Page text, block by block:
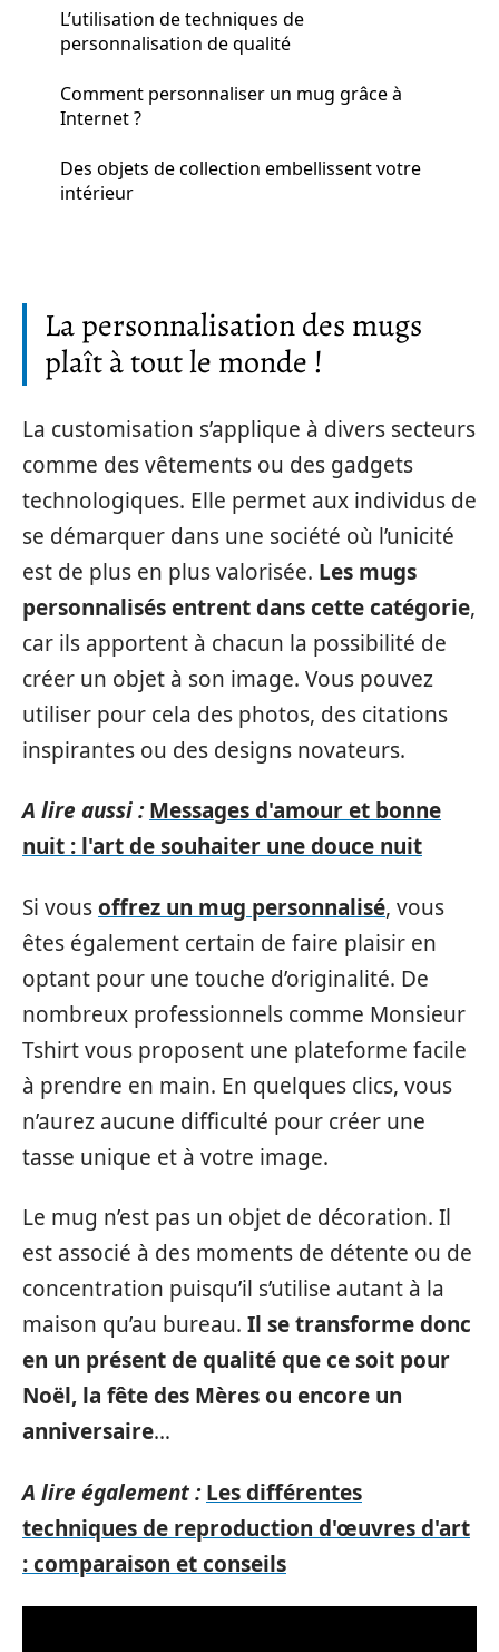
L’utilisation de techniques de
personnalisation de qualité
Comment personnaliser un mug grâce à
Internet ?
Des objets de collection embellissent votre
intérieur
La personnalisation des mugs
plaît à tout le monde !
La customisation s’applique à divers secteurs
comme des vêtements ou des gadgets
technologiques. Elle permet aux individus de
se démarquer dans une société où l’unicité
est de plus en plus valorisée. Les mugs
personnalisés entrent dans cette catégorie,
car ils apportent à chacun la possibilité de
créer un objet à son image. Vous pouvez
utiliser pour cela des photos, des citations
inspirantes ou des designs novateurs.
A lire aussi : Messages d'amour et bonne
nuit : l'art de souhaiter une douce nuit
Si vousoffrez un mug personnalisé, vous
êtes également certain de faire plaisir en
optant pour une touche d’originalité. De
nombreux professionnels comme Monsieur
Tshirt vous proposent une plateforme facile
à prendre en main. En quelques clics, vous
n’aurez aucune difficulté pour créer une
tasse unique et à votre image.
Le mug n’est pas un objet de décoration. Il
est associé à des moments de détente ou de
concentration puisqu’il s’utilise autant à la
maison qu’au bureau. Il se transforme donc
en un présent de qualité que ce soit pour
Noël, la fête des Mères ou encore un
anniversaire…
A lire également : Les différentes
techniques de reproduction d'œuvres d'art
: comparaison et conseils